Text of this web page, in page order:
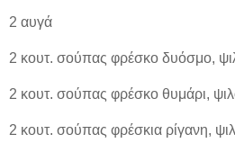
2 αυγά
2 κουτ. σούπας φρέσκο δυόσμο,
2 κουτ. σούπας φρέσκο θυμάρι,
2 κουτ. σούπας φρέσκια ρίγανη,